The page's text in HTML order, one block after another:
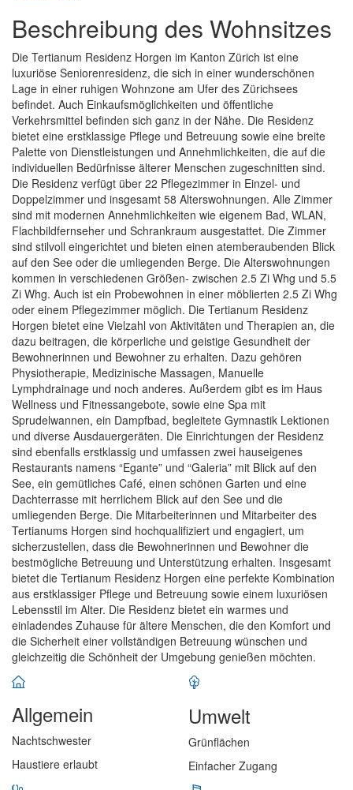
Beschreibung des Wohnsitzes
Die Tertianum Residenz Horgen im Kanton Zürich ist eine
luxuriöse Seniorenresidenz, die sich in einer wunderschönen
Lage in einer ruhigen Wohnzone am Ufer des Zürichsees
befindet. Auch Einkaufsmöglichkeiten und öffentliche
Verkehrsmittel befinden sich ganz in der Nähe. Die Residenz
bietet eine erstklassige Pflege und Betreuung sowie eine breite
Palette von Dienstleistungen und Annehmlichkeiten, die auf die
individuellen Bedürfnisse älterer Menschen zugeschnitten sind.
Die Residenz verfügt über 22 Pflegezimmer in Einzel- und
Doppelzimmer und insgesamt 58 Alterswohnungen. Alle Zimmer
sind mit modernen Annehmlichkeiten wie eigenem Bad, WLAN,
Flachbildfernseher und Schrankraum ausgestattet. Die Zimmer
sind stilvoll eingerichtet und bieten einen atemberaubenden Blick
auf den See oder die umliegenden Berge. Die Alterswohnungen
kommen in verschiedenen Größen- zwischen 2.5 Zi Whg und 5.5
Zi Whg. Auch ist ein Probewohnen in einer möblierten 2.5 Zi Whg
oder einem Pflegezimmer möglich. Die Tertianum Residenz
Horgen bietet eine Vielzahl von Aktivitäten und Therapien an, die
dazu beitragen, die körperliche und geistige Gesundheit der
Bewohnerinnen und Bewohner zu erhalten. Dazu gehören
Physiotherapie, Medizinische Massagen, Manuelle
Lymphdrainage und noch anderes. Außerdem gibt es im Haus
Wellness und Fitnessangebote, sowie eine Spa mit
Sprudelwannen, ein Dampfbad, begleitete Gymnastik Lektionen
und diverse Ausdauergeräten. Die Einrichtungen der Residenz
sind ebenfalls erstklassig und umfassen zwei hauseigenes
Restaurants namens “Egante” und “Galeria” mit Blick auf den
See, ein gemütliches Café, einen schönen Garten und eine
Dachterrasse mit herrlichem Blick auf den See und die
umliegenden Berge. Die Mitarbeiterinnen und Mitarbeiter des
Tertianums Horgen sind hochqualifiziert und engagiert, um
sicherzustellen, dass die Bewohnerinnen und Bewohner die
bestmögliche Betreuung und Unterstützung erhalten. Insgesamt
bietet die Tertianum Residenz Horgen eine perfekte Kombination
aus erstklassiger Pflege und Betreuung sowie einem luxuriösen
Lebensstil im Alter. Die Residenz bietet ein warmes und
einladendes Zuhause für ältere Menschen, die den Komfort und
die Sicherheit einer vollständigen Betreuung wünschen und
gleichzeitig die Schönheit der Umgebung genießen möchten.
Allgemein
Nachtschwester
Haustiere erlaubt
Umwelt
Grünflächen
Einfacher Zugang